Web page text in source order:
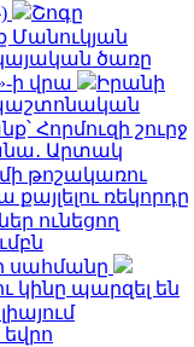
Շոգը
Մանուկյան
ծառը
ի վրա
Իրանի
Հորմուզի շուրջ
Արտակ
թոշակառու
ռեկորդը
ունեցող
սահմանը
կինը պարզել են